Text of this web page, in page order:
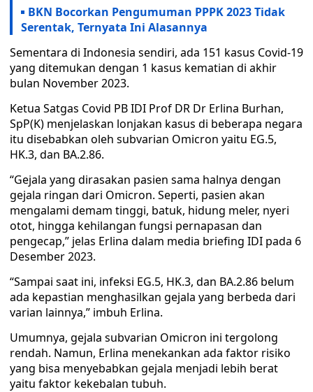
BKN Bocorkan Pengumuman PPPK 2023 Tidak
Serentak, Ternyata Ini Alasannya
Sementara di Indonesia sendiri, ada 151 kasus Covid-19
yang ditemukan dengan 1 kasus kematian di akhir
bulan November 2023.
Ketua Satgas Covid PB IDI Prof DR Dr Erlina Burhan,
SpP(K) menjelaskan lonjakan kasus di beberapa negara
itu disebabkan oleh subvarian Omicron yaitu EG.5,
HK.3, dan BA.2.86.
“Gejala yang dirasakan pasien sama halnya dengan
gejala ringan dari Omicron. Seperti, pasien akan
mengalami demam tinggi, batuk, hidung meler, nyeri
otot, hingga kehilangan fungsi pernapasan dan
pengecap,” jelas Erlina dalam media briefing IDI pada 6
Desember 2023.
“Sampai saat ini, infeksi EG.5, HK.3, dan BA.2.86 belum
ada kepastian menghasilkan gejala yang berbeda dari
varian lainnya,” imbuh Erlina.
Umumnya, gejala subvarian Omicron ini tergolong
rendah. Namun, Erlina menekankan ada faktor risiko
yang bisa menyebabkan gejala menjadi lebih berat
yaitu faktor kekebalan tubuh.